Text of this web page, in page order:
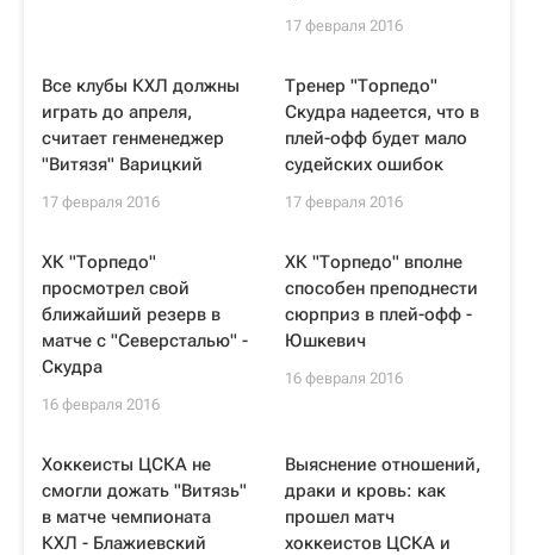
17 февраля 2016
Все клубы КХЛ должны
играть до апреля,
считает генменеджер
"Витязя" Варицкий
17 февраля 2016
Тренер "Торпедо"
Скудра надеется, что в
плей-офф будет мало
судейских ошибок
17 февраля 2016
ХК "Торпедо"
просмотрел свой
ближайший резерв в
матче с "Северсталью" -
Скудра
16 февраля 2016
ХК "Торпедо" вполне
способен преподнести
сюрприз в плей-офф -
Юшкевич
16 февраля 2016
Хоккеисты ЦСКА не
смогли дожать "Витязь"
в матче чемпионата
КХЛ - Блажиевский
Выяснение отношений,
драки и кровь: как
прошел матч
хоккеистов ЦСКА и